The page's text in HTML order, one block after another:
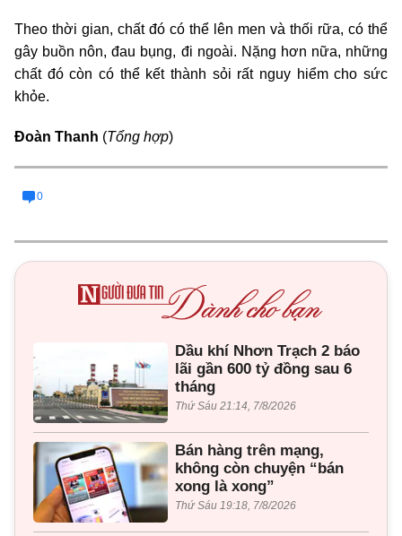
Theo thời gian, chất đó có thể lên men và thối rữa, có thể
gây buồn nôn, đau bụng, đi ngoài. Nặng hơn nữa, những
chất đó còn có thể kết thành sỏi rất nguy hiểm cho sức
khỏe.
Đoàn Thanh (Tổng hợp)
0
Dầu khí Nhơn Trạch 2 báo
lãi gần 600 tỷ đồng sau 6
tháng
Thứ Sáu 21:14, 7/8/2026
Bán hàng trên mạng,
không còn chuyện “bán
xong là xong”
Thứ Sáu 19:18, 7/8/2026